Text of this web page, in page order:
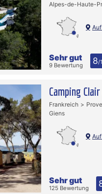
Alpes-de-Haute-
Sehr gut
9 Bewertung 8/
Camping
Frankreich
Giens
Sehr gut
125 Bewertung